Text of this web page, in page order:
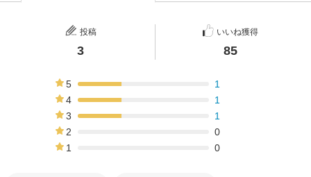
投稿
3
いいね獲得
85
5
1
4
1
3
1
2
0
1
0